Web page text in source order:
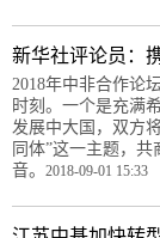
新华社评论员：
2018年中非合作论
时刻。一个是充满
发展中大国，双方
同体”这一主题，
音。 2018-09-01 15:33